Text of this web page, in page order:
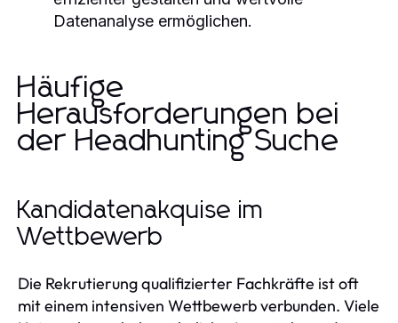
Datenanalyse ermöglichen.
Häufige
Herausforderungen bei
der Headhunting Suche
Kandidatenakquise im
Wettbewerb
Die Rekrutierung qualifizierter Fachkräfte ist oft
mit einem intensiven Wettbewerb verbunden. Viele